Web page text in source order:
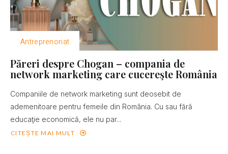
Antreprenoriat
Păreri despre Chogan – compania de
network marketing care cucereşte România
Companiile de network marketing sunt deosebit de
ademenitoare pentru femeile din România. Cu sau fără
educaţie economică, ele nu par...
CITEȘTE MAI MULT